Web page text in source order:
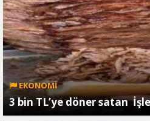
EKONOMİ
3 bin TL’ye döner satan